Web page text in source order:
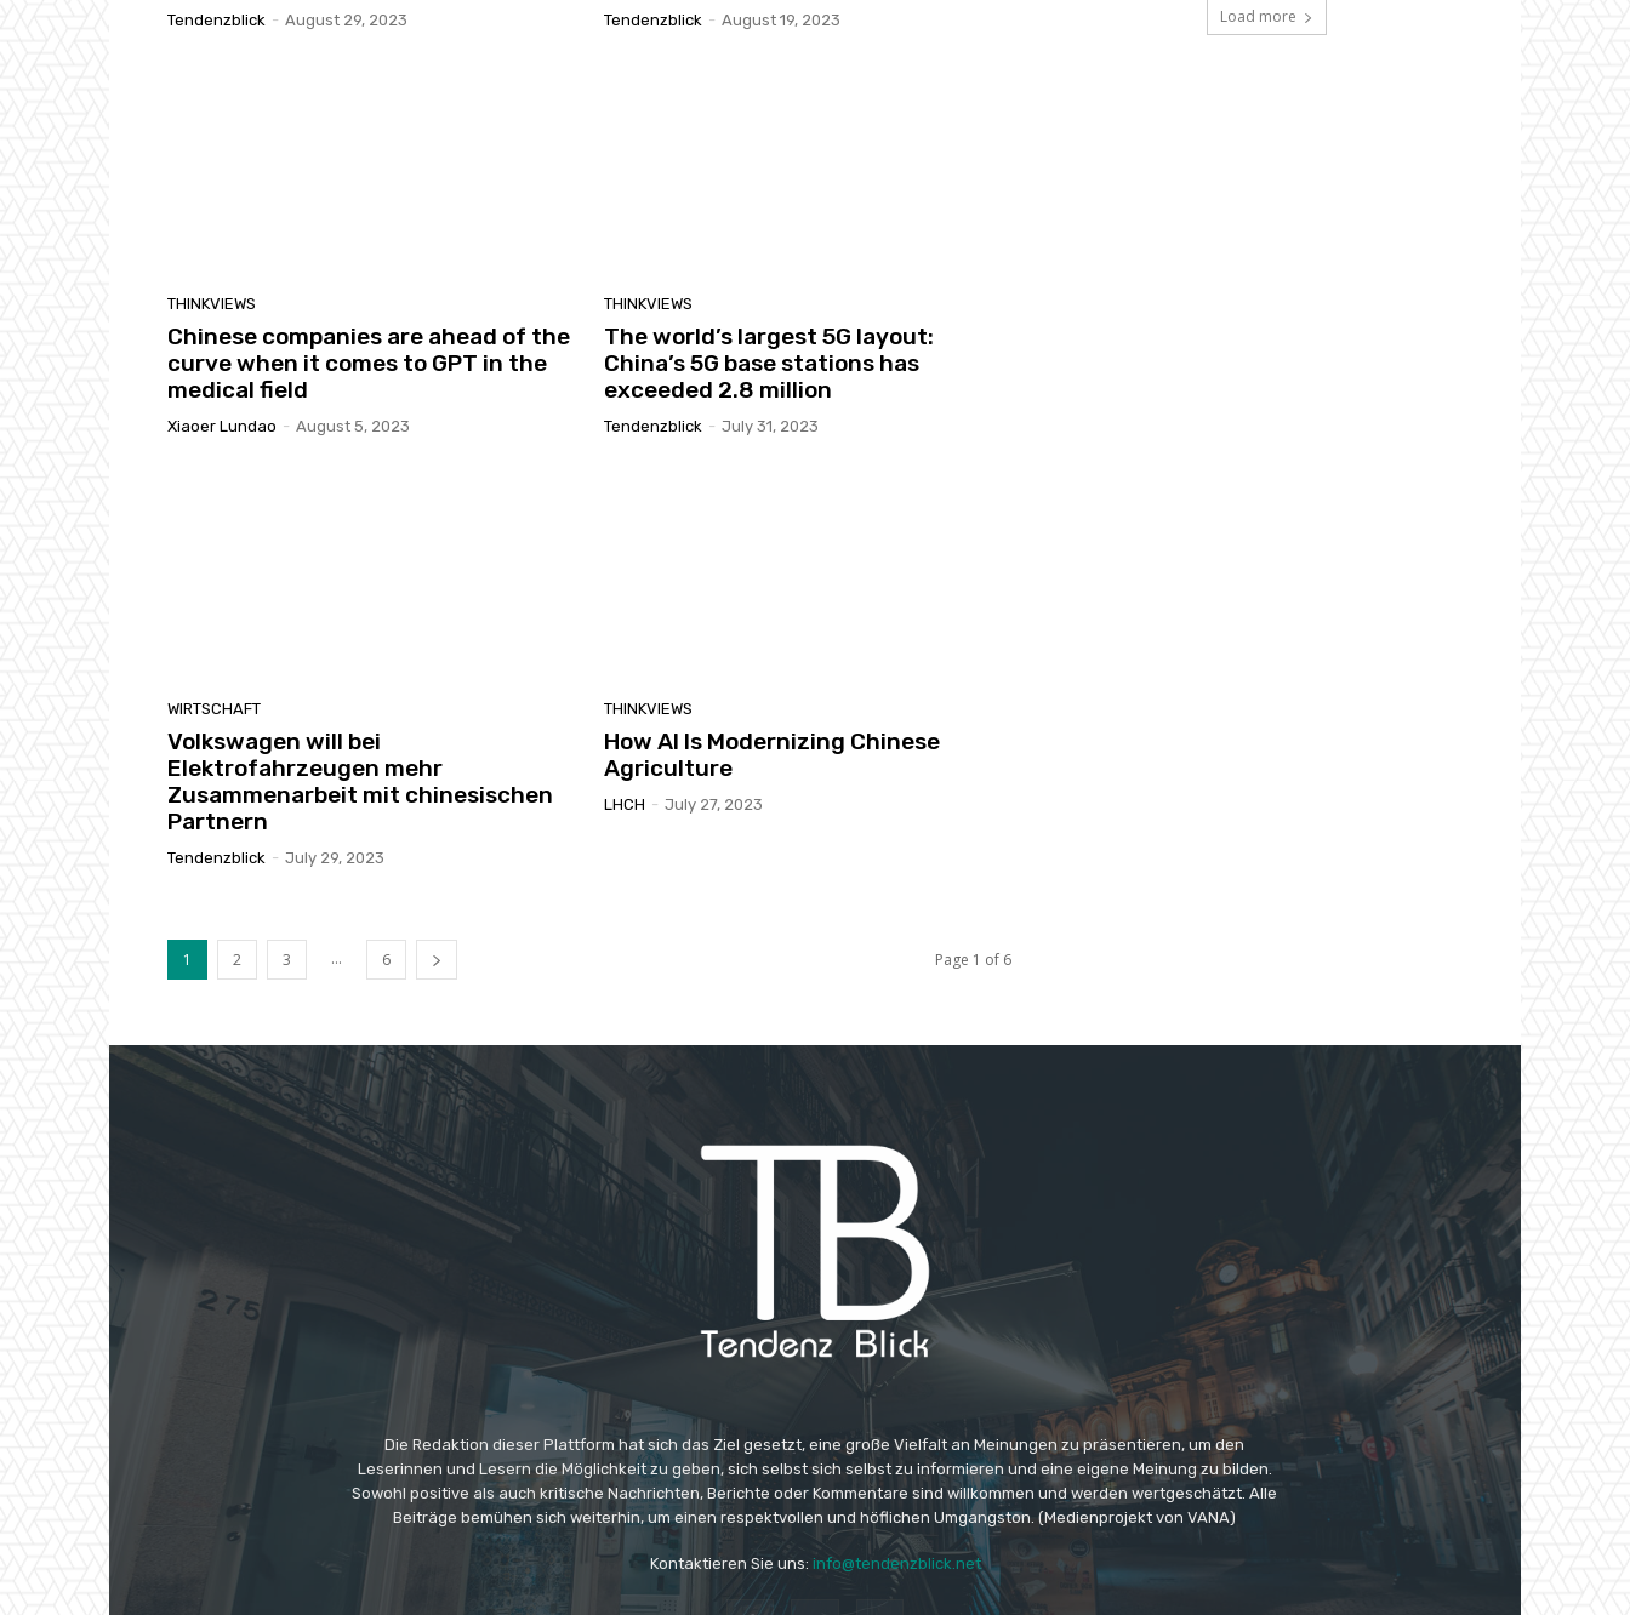
Tendenzblick - August 29, 2023 Tendenzblick - August 19, 2023
THINKVIEWS
Chinese companies are ahead of the
curve when it comes to GPT in the
medical field
Xiaoer Lundao - August 5, 2023
THINKVIEWS
The world’s largest 5G layout:
China’s 5G base stations has
exceeded 2.8 million
Tendenzblick - July 31, 2023
WIRTSCHAFT
Volkswagen will bei
Elektrofahrzeugen mehr
Zusammenarbeit mit chinesischen
Partnern
Tendenzblick - July 29, 2023
THINKVIEWS
How AI Is Modernizing Chinese
Agriculture
LHCH - July 27, 2023
1 2 3 ... 6 Page 1 of 6
Load more
Die Redaktion dieser Plattform hat sich das Ziel gesetzt, eine große Vielfalt an Meinungen zu präsentieren, um den
Leserinnen und Lesern die Möglichkeit zu geben, sich selbst sich selbst zu informieren und eine eigene Meinung zu bilden.
Sowohl positive als auch kritische Nachrichten, Berichte oder Kommentare sind willkommen und werden wertgeschätzt. Alle
Beiträge bemühen sich weiterhin, um einen respektvollen und höflichen Umgangston. (Medienprojekt von VANA)
Kontaktieren Sie uns: info@tendenzblick.net